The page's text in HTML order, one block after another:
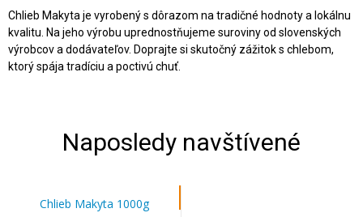
Chlieb Makyta je vyrobený s dôrazom na tradičné hodnoty a lokálnu
kvalitu. Na jeho výrobu uprednostňujeme suroviny od slovenských
výrobcov a dodávateľov. Doprajte si skutočný zážitok s chlebom,
ktorý spája tradíciu a poctivú chuť.
Naposledy navštívené
Chlieb Makyta 1000g